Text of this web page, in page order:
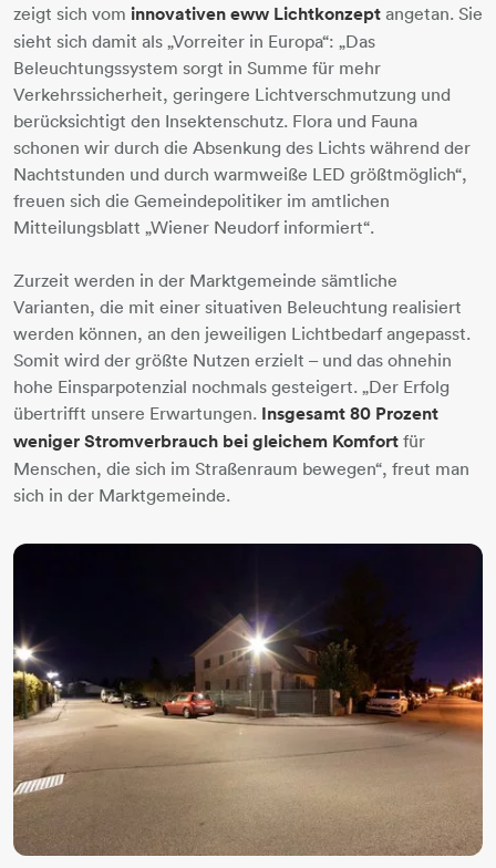
zeigt sich vom innovativen eww Lichtkonzept angetan. Sie
sieht sich damit als „Vorreiter in Europa“: „Das
Beleuchtungssystem sorgt in Summe für mehr
Verkehrssicherheit, geringere Lichtverschmutzung und
berücksichtigt den Insektenschutz. Flora und Fauna
schonen wir durch die Absenkung des Lichts während der
Nachtstunden und durch warmweiße LED größtmöglich“,
freuen sich die Gemeindepolitiker im amtlichen
Mitteilungsblatt „Wiener Neudorf informiert“.
Zurzeit werden in der Marktgemeinde sämtliche
Varianten, die mit einer situativen Beleuchtung realisiert
werden können, an den jeweiligen Lichtbedarf angepasst.
Somit wird der größte Nutzen erzielt – und das ohnehin
hohe Einsparpotenzial nochmals gesteigert. „Der Erfolg
übertrifft unsere Erwartungen. Insgesamt 80 Prozent
weniger Stromverbrauch bei gleichem Komfort für
Menschen, die sich im Straßenraum bewegen“, freut man
sich in der Marktgemeinde.